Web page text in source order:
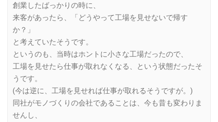
創業したばっかりの時に、
来客があったら、「どうやって工場を見せないで帰す
か？」
と考えていたそうです。
というのも、当時はホントに小さな工場だったので、
工場を見せたら仕事が取れなくなる、という状態だったそ
うです。
(今は逆に、工場を見せれば仕事が取れるそうですが。)
同社がモノづくりの会社であることは、今も昔も変わりま
せんし、